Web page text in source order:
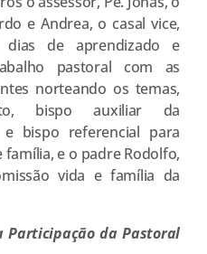
e Andrea, o casal vice,
de aprendizado e
pastoral com as
norteando os temas,
bispo auxiliar da
bispo referencial para
família, e o padre Rodolfo,
vida e família da
Participação da Pastoral